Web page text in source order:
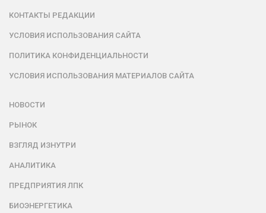
КОНТАКТЫ РЕДАКЦИИ
УСЛОВИЯ ИСПОЛЬЗОВАНИЯ САЙТА
ПОЛИТИКА КОНФИДЕНЦИАЛЬНОСТИ
УСЛОВИЯ ИСПОЛЬЗОВАНИЯ МАТЕРИАЛОВ САЙТА
НОВОСТИ
РЫНОК
ВЗГЛЯД ИЗНУТРИ
АНАЛИТИКА
ПРЕДПРИЯТИЯ ЛПК
БИОЭНЕРГЕТИКА